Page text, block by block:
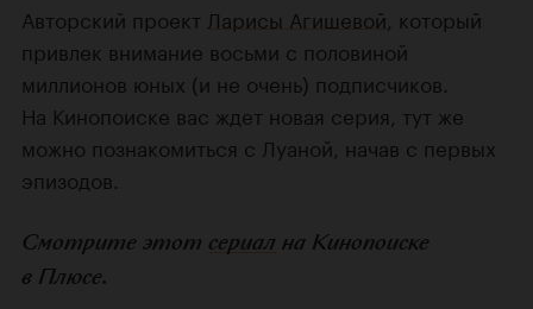
Авторский проект Ларисы Агишевой , который
привлек внимание восьми с половиной
миллионов юных (и не очень) подписчиков.
На Кинопоиске вас ждет новая серия, тут же
можно познакомиться с Луаной, начав с первых
эпизодов.
Смотрите этот сериал на Кинопоиске
в Плюсе.